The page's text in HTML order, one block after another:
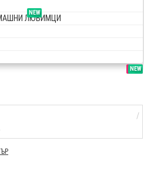
NEW
ЛЮБИМЦИ
SALE
NEW